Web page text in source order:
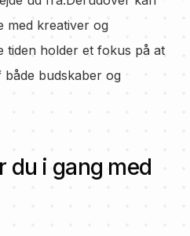
med kreativer og
tiden holder et fokus på at
budskaber og
du i gang med